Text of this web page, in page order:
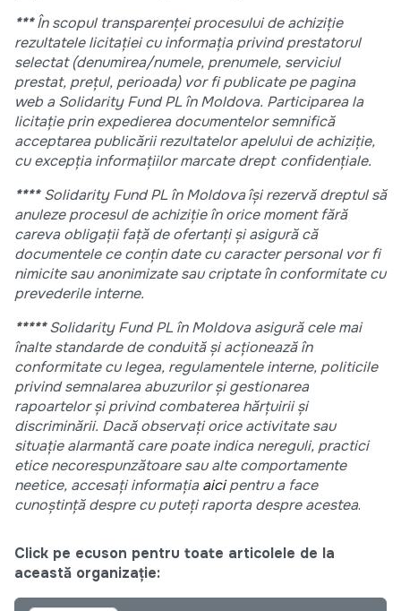
***În scopul transparenței procesului de achiziție
rezultatele licitației cu informația privind prestatorul
selectat (denumirea/numele, prenumele, serviciul
prestat, prețul, perioada) vor fi publicate pe pagina
web a Solidarity Fund PL în Moldova. Participarea la
licitație prin expedierea documentelor semnifică
acceptarea publicării rezultatelor apelului de achiziție,
cu excepția informațiilor marcate drept confidențiale.
****Solidarity Fund PL în Moldovaîși rezervă dreptul să
anuleze procesul de achiziție în orice moment fără
careva obligații față de ofertanți și asigură că
documentele ce conțin date cu caracter personal vor fi
nimicite sau anonimizate sau criptate în conformitate cu
prevederile interne.
*****Solidarity Fund PL în Moldova asigură cele mai
înalte standarde de conduită și acționează în
conformitate cu legea, regulamentele interne, politicile
privind semnalarea abuzurilor și gestionarea
rapoartelor și privind combaterea hărțuirii și
discriminării. Dacă observați orice activitate sau
situație alarmantă care poate indica nereguli, practici
etice necorespunzătoare sau alte comportamente
neetice, accesați informațiaaicipentru a face
cunoștință despre cu puteți raporta despre acestea.
Click pe ecuson pentru toate articolele de la
această organizație: